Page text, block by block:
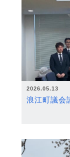
2026.05.13
浪江町議会